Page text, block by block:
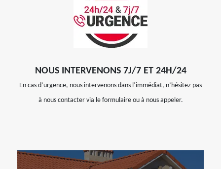
NOUS INTERVENONS 7J/7 ET 24H/24
En cas d’urgence, nous intervenons dans l’immédiat, n’hésitez pas
à nous contacter via le formulaire ou à nous appeler.